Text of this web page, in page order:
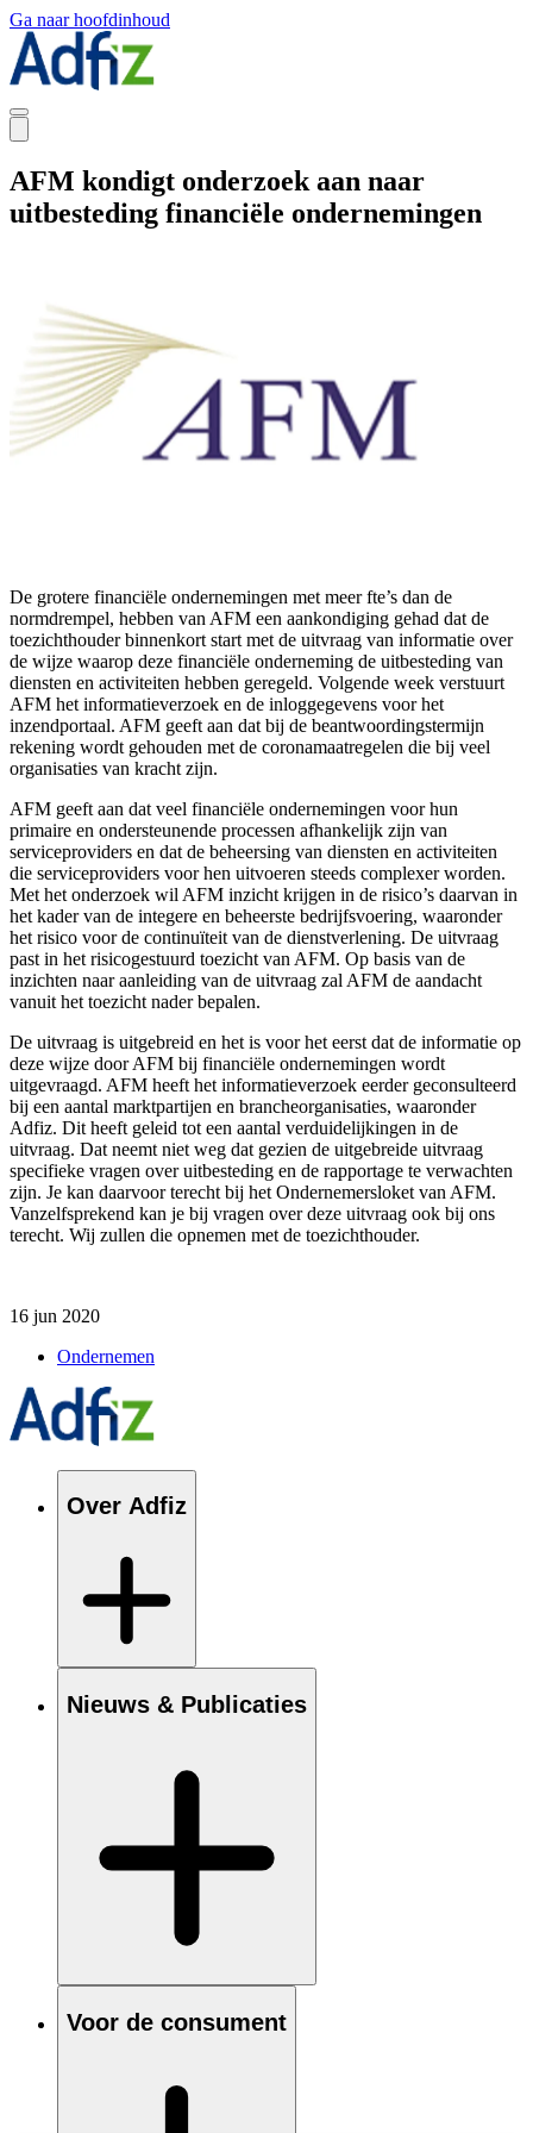
Ga naar hoofdinhoud
AFM kondigt onderzoek aan naar
uitbesteding financiële ondernemingen
De grotere financiële ondernemingen met meer fte’s dan de
normdrempel, hebben van AFM een aankondiging gehad dat de
toezichthouder binnenkort start met de uitvraag van informatie over
de wijze waarop deze financiële onderneming de uitbesteding van
diensten en activiteiten hebben geregeld. Volgende week verstuurt
AFM het informatieverzoek en de inloggegevens voor het
inzendportaal. AFM geeft aan dat bij de beantwoordingstermijn
rekening wordt gehouden met de coronamaatregelen die bij veel
organisaties van kracht zijn.
AFM geeft aan dat veel financiële ondernemingen voor hun
primaire en ondersteunende processen afhankelijk zijn van
serviceproviders en dat de beheersing van diensten en activiteiten
die serviceproviders voor hen uitvoeren steeds complexer worden.
Met het onderzoek wil AFM inzicht krijgen in de risico’s daarvan in
het kader van de integere en beheerste bedrijfsvoering, waaronder
het risico voor de continuïteit van de dienstverlening. De uitvraag
past in het risicogestuurd toezicht van AFM. Op basis van de
inzichten naar aanleiding van de uitvraag zal AFM de aandacht
vanuit het toezicht nader bepalen.
De uitvraag is uitgebreid en het is voor het eerst dat de informatie op
deze wijze door AFM bij financiële ondernemingen wordt
uitgevraagd. AFM heeft het informatieverzoek eerder geconsulteerd
bij een aantal marktpartijen en brancheorganisaties, waaronder
Adfiz. Dit heeft geleid tot een aantal verduidelijkingen in de
uitvraag. Dat neemt niet weg dat gezien de uitgebreide uitvraag
specifieke vragen over uitbesteding en de rapportage te verwachten
zijn. Je kan daarvoor terecht bij het Ondernemersloket van AFM.
Vanzelfsprekend kan je bij vragen over deze uitvraag ook bij ons
terecht. Wij zullen die opnemen met de toezichthouder.
16 jun 2020
Ondernemen
Over Adfiz
Nieuws & Publicaties
Voor de consument